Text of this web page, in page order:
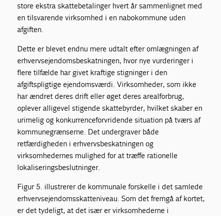
store ekstra skattebetalinger hvert år sammenlignet med
en tilsvarende virksomhed i en nabokommune uden
afgiften.
Dette er blevet endnu mere udtalt efter omlægningen af
erhvervsejendomsbeskatningen, hvor nye vurderinger i
flere tilfælde har givet kraftige stigninger i den
afgiftspligtige ejendomsværdi. Virksomheder, som ikke
har ændret deres drift eller øget deres arealforbrug,
oplever alligevel stigende skattebyrder, hvilket skaber en
urimelig og konkurrenceforvridende situation på tværs af
kommunegrænserne. Det undergraver både
retfærdigheden i erhvervsbeskatningen og
virksomhedernes mulighed for at træffe rationelle
lokaliseringsbeslutninger.
Figur 5. illustrerer de kommunale forskelle i det samlede
erhvervsejendomsskatteniveau. Som det fremgå af kortet,
er det tydeligt, at det især er virksomhederne i